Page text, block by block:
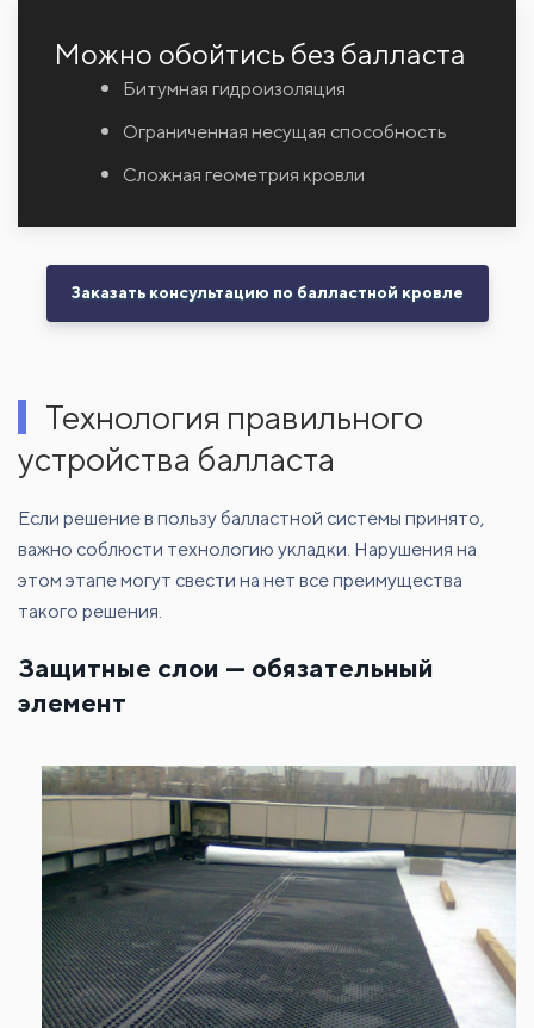
Можно обойтись без балласта
Битумная гидроизоляция
Ограниченная несущая способность
Сложная геометрия кровли
Заказать консультацию по балластной кровле
Технология правильного
устройства балласта
Если решение в пользу балластной системы принято,
важно соблюсти технологию укладки. Нарушения на
этом этапе могут свести на нет все преимущества
такого решения.
Защитные слои — обязательный
элемент